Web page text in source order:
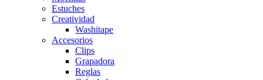
Estuches
Creatividad
Washitape
Accesorios
Clips
Grapadora
Reglas